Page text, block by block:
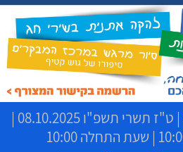
| ט"ז תשרי תשפ"ו
08.10.2025 |